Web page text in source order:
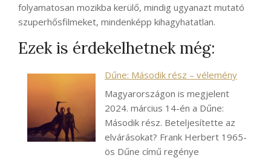
folyamatosan mozikba kerülő, mindig ugyanazt mutató
szuperhősfilmeket, mindenképp kihagyhatatlan.
Ezek is érdekelhetnek még:
Dűne: Második rész – vélemény
Magyarországon is megjelent
2024. március 14-én a Dűne:
Második rész. Beteljesítette az
elvárásokat? Frank Herbert 1965-
ös Dűne című regénye